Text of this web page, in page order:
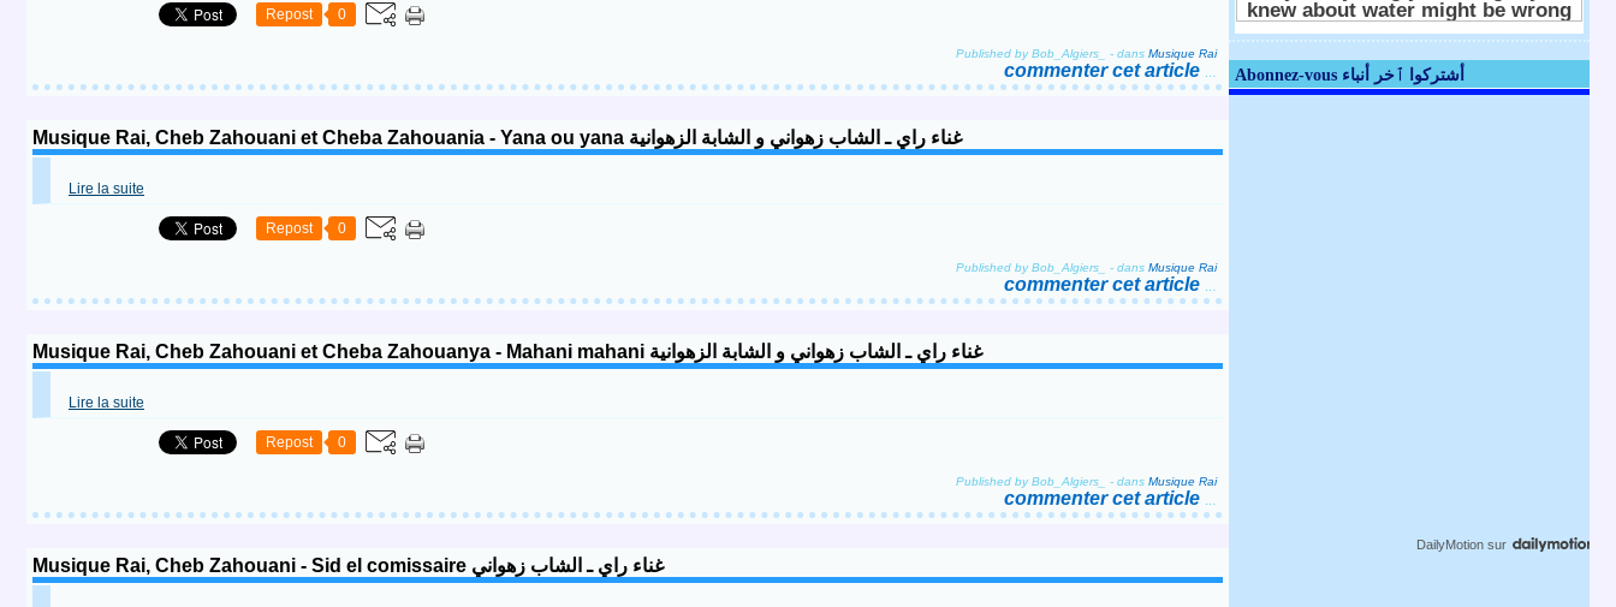
Repost 0
Published by Bob_Algiers_ - dans Musique Rai
commenter cet article
Musique Rai, Cheb Zahouani et Cheba Zahouania - Yana ou yana غناء راي ـ الشاب زهواني و الشابة الزهوانية
Lire la suite
Repost 0
Published by Bob_Algiers_ - dans Musique Rai
commenter cet article
Musique Rai, Cheb Zahouani et Cheba Zahouanya - Mahani mahani غناء راي ـ الشاب زهواني و الشابة الزهوانية
Lire la suite
Repost 0
Published by Bob_Algiers_ - dans Musique Rai
commenter cet article
Musique Rai, Cheb Zahouani - Sid el comissaire غناء راي ـ الشاب زهواني
Abonnez-vous أشتركوا ٱخر أنباء
DailyMotion sur